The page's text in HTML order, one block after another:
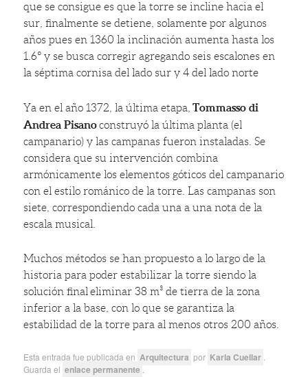
que se consigue es que la torre se incline hacia el
sur, finalmente se detiene, solamente por algunos
años pues en 1360 la inclinación aumenta hasta los
1.6º y se busca corregir agregando seis escalones en
la séptima cornisa del lado sur y 4 del lado norte
Ya en el año 1372, la última etapa,Tommasso di
Andrea Pisanoconstruyó la última planta (el
campanario) y las campanas fueron instaladas. Se
considera que su intervención combina
armónicamente los elementos góticos del campanario
con el estilo románico de la torre. Las campanas son
siete, correspondiendo cada una a una nota de la
escala musical.
Muchos métodos se han propuesto a lo largo de la
historia para poder estabilizar la torre siendo la
solución final eliminar 38 m³ de tierra de la zona
inferior a la base, con lo que se garantiza la
estabilidad de la torre para al menos otros 200 años.
Esta entrada fue publicada en Arquitectura por Karla Cuellar .
Guarda el enlace permanente .